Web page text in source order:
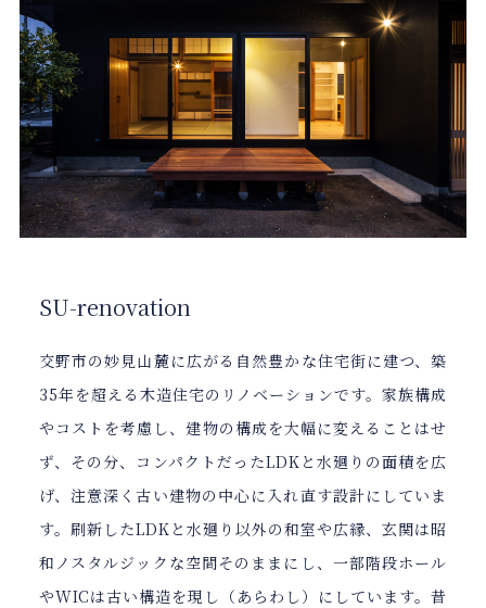
SU-renovation
交野市の妙見山麓に広がる自然豊かな住宅街に建つ、築
35年を超える木造住宅のリノベーションです。家族構成
やコストを考慮し、建物の構成を大幅に変えることはせ
ず、その分、コンパクトだったLDKと水廻りの面積を広
げ、注意深く古い建物の中心に入れ直す設計にしていま
す。刷新したLDKと水廻り以外の和室や広縁、玄関は昭
和ノスタルジックな空間そのままにし、一部階段ホール
やWICは古い構造を現し（あらわし）にしています。昔